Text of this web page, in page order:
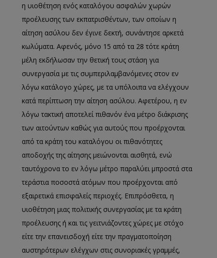
η υιοθέτηση ενός καταλόγου ασφαλών χωρών
προέλευσης των εκπατρισθέντων, των οποίων η
αίτηση ασύλου δεν έγινε δεκτή, συνάντησε αρκετά
κωλύματα. Αφενός, μόνο 15 από τα 28 τότε κράτη
μέλη εκδήλωσαν την θετική τους στάση για
συνεργασία με τις συμπεριλαμβανόμενες στον εν
λόγω κατάλογο χώρες, με τα υπόλοιπα να ελέγχουν
κατά περίπτωση την αίτηση ασύλου. Αφετέρου, η εν
λόγω τακτική αποτελεί πιθανόν ένα μέτρο διάκρισης
των αιτούντων καθώς για αυτούς που προέρχονται
από τα κράτη του καταλόγου οι πιθανότητες
αποδοχής της αίτησης μειώνονται αισθητά, ενώ
ταυτόχρονα το εν λόγω μέτρο παραλύει μπροστά στα
τεράστια ποσοστά ατόμων που προέρχονται από
εξαιρετικά επισφαλείς περιοχές. Επιπρόσθετα, η
υιοθέτηση μιας πολιτικής συνεργασίας με τα κράτη
προέλευσης ή και τις γειτνιάζοντες χώρες με στόχο
είτε την επανεισδοχή είτε την πραγματοποίηση
αυστηρότερων ελέγχων στις συνοριακές γραμμές,